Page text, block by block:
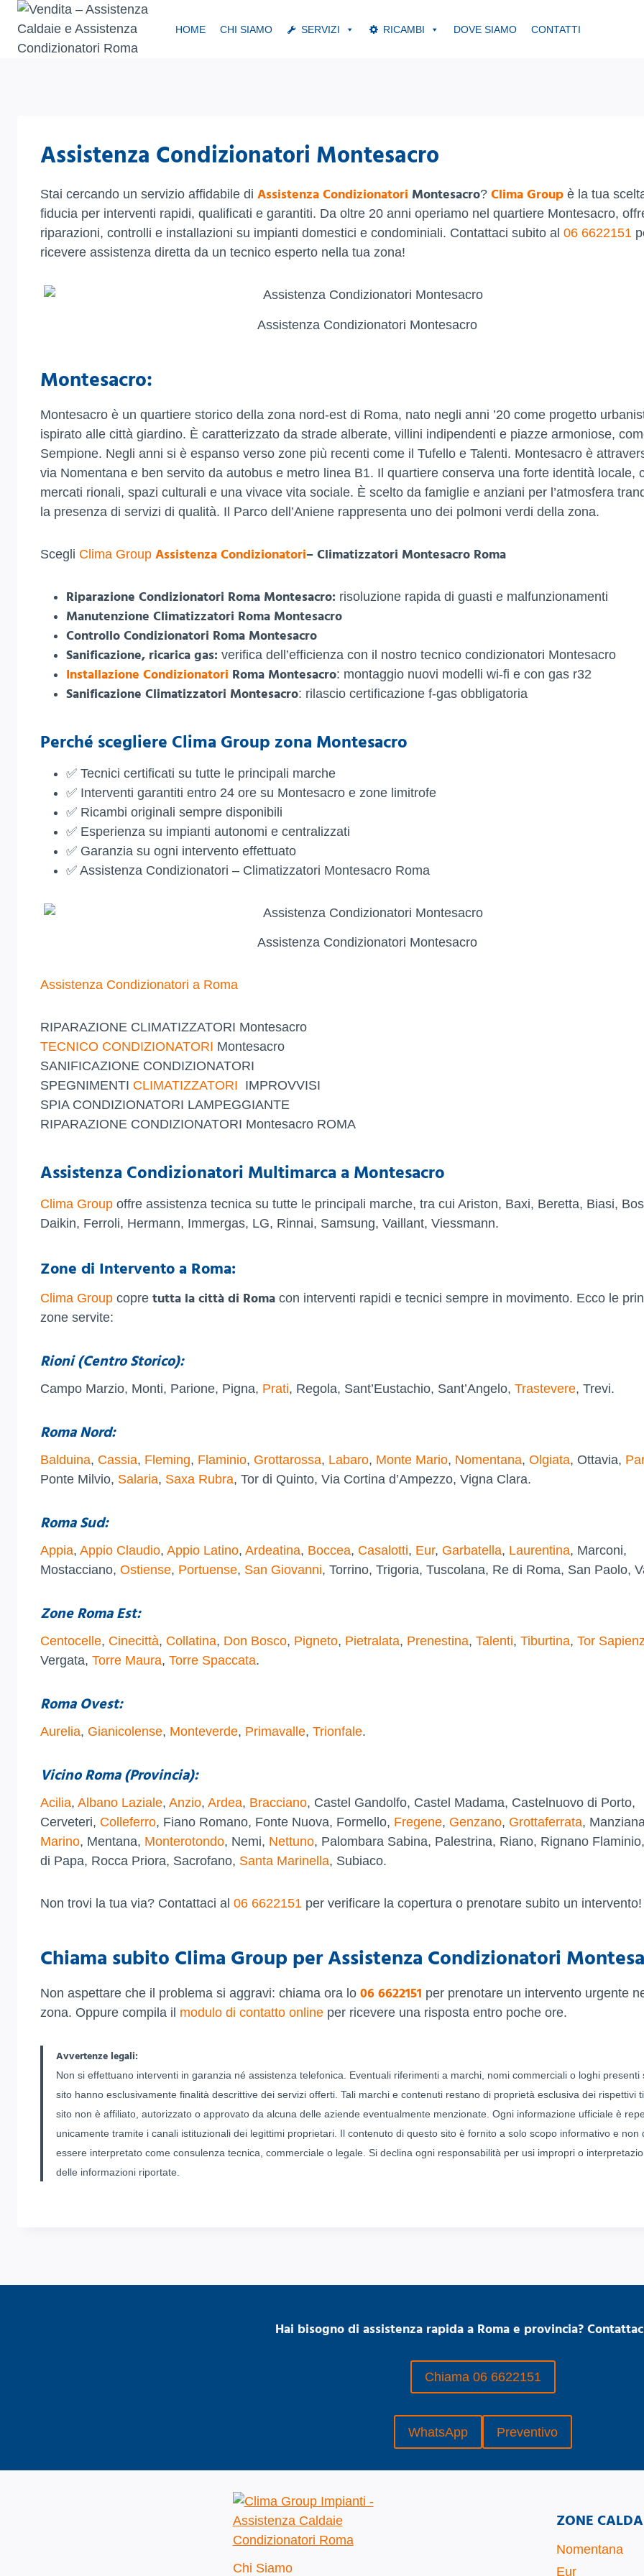
Salta
contenuto
HOME CHI SIAMO SERVIZI RICAMBI DOVE SIAMO CONTATTI
Assistenza Condizionatori Montesacro
Stai cercando un servizio affidabile di Assistenza Condizionatori Montesacro? Clima Group è la tua
fiducia per interventi rapidi, qualificati e garantiti. Da oltre 20 anni operiamo nel quartiere Montesacro,
riparazioni, controlli e installazioni su impianti domestici e condominiali. Contattaci subito al 06 6622151
ricevere assistenza diretta da un tecnico esperto nella tua zona!
Assistenza Condizionatori Montesacro
Montesacro:
Montesacro è un quartiere storico della zona nord-est di Roma, nato negli anni ’20 come progetto
ispirato alle città giardino. È caratterizzato da strade alberate, villini indipendenti e piazze armoniose,
Sempione. Negli anni si è espanso verso zone più recenti come il Tufello e Talenti. Montesacro è
via Nomentana e ben servito da autobus e metro linea B1. Il quartiere conserva una forte identità locale,
mercati rionali, spazi culturali e una vivace vita sociale. È scelto da famiglie e anziani per l’atmosfera
la presenza di servizi di qualità. Il Parco dell’Aniene rappresenta uno dei polmoni verdi della zona.
Scegli Clima Group Assistenza Condizionatori– Climatizzatori Montesacro Roma
Riparazione Condizionatori Roma Montesacro: risoluzione rapida di guasti e malfunzionamenti
Manutenzione Climatizzatori Roma Montesacro
Controllo Condizionatori Roma Montesacro
Sanificazione, ricarica gas: verifica dell’efficienza con il nostro tecnico condizionatori Montesacro
Installazione Condizionatori Roma Montesacro: montaggio nuovi modelli wi-fi e con gas r32
Sanificazione Climatizzatori Montesacro: rilascio certificazione f-gas obbligatoria
Perché scegliere Clima Group zona Montesacro
✅ Tecnici certificati su tutte le principali marche
✅ Interventi garantiti entro 24 ore su Montesacro e zone limitrofe
✅ Ricambi originali sempre disponibili
✅ Esperienza su impianti autonomi e centralizzati
✅ Garanzia su ogni intervento effettuato
✅ Assistenza Condizionatori – Climatizzatori Montesacro Roma
Assistenza Condizionatori Montesacro
Assistenza Condizionatori a Roma
RIPARAZIONE CLIMATIZZATORI Montesacro
TECNICO CONDIZIONATORI Montesacro
SANIFICAZIONE CONDIZIONATORI
SPEGNIMENTI CLIMATIZZATORI IMPROVVISI
SPIA CONDIZIONATORI LAMPEGGIANTE
RIPARAZIONE CONDIZIONATORI Montesacro ROMA
Assistenza Condizionatori Multimarca a Montesacro
Clima Group offre assistenza tecnica su tutte le principali marche, tra cui Ariston, Baxi, Beretta, Biasi,
Daikin, Ferroli, Hermann, Immergas, LG, Rinnai, Samsung, Vaillant, Viessmann.
Zone di Intervento a Roma:
Clima Group copre tutta la città di Roma con interventi rapidi e tecnici sempre in movimento. Ecco le
zone servite:
Rioni (Centro Storico):
Campo Marzio, Monti, Parione, Pigna, Prati, Regola, Sant’Eustachio, Sant’Angelo, Trastevere, Trevi.
Roma Nord:
Balduina, Cassia, Fleming, Flaminio, Grottarossa, Labaro, Monte Mario, Nomentana, Olgiata, Ottavia,
Ponte Milvio, Salaria, Saxa Rubra, Tor di Quinto, Via Cortina d’Ampezzo, Vigna Clara.
Roma Sud:
Appia, Appio Claudio, Appio Latino, Ardeatina, Boccea, Casalotti, Eur, Garbatella, Laurentina, Marconi,
Mostacciano, Ostiense, Portuense, San Giovanni, Torrino, Trigoria, Tuscolana, Re di Roma, San Paolo,
Zone Roma Est:
Centocelle, Cinecittà, Collatina, Don Bosco, Pigneto, Pietralata, Prenestina, Talenti, Tiburtina, Tor
Vergata, Torre Maura, Torre Spaccata.
Roma Ovest:
Aurelia, Gianicolense, Monteverde, Primavalle, Trionfale.
Vicino Roma (Provincia):
Acilia, Albano Laziale, Anzio, Ardea, Bracciano, Castel Gandolfo, Castel Madama, Castelnuovo di Porto,
Cerveteri, Colleferro, Fiano Romano, Fonte Nuova, Formello, Fregene, Genzano, Grottaferrata,
Marino, Mentana, Monterotondo, Nemi, Nettuno, Palombara Sabina, Palestrina, Riano, Rignano
di Papa, Rocca Priora, Sacrofano, Santa Marinella, Subiaco.
Non trovi la tua via? Contattaci al 06 6622151 per verificare la copertura o prenotare subito un intervento!
Chiama subito Clima Group per Assistenza Condizionatori
Non aspettare che il problema si aggravi: chiama ora lo 06 6622151 per prenotare un intervento urgente
zona. Oppure compila il modulo di contatto online per ricevere una risposta entro poche ore.
Avvertenze legali:
Non si effettuano interventi in garanzia né assistenza telefonica. Eventuali riferimenti a marchi, nomi commerciali o loghi presenti
sito hanno esclusivamente finalità descrittive dei servizi offerti. Tali marchi e contenuti restano di proprietà esclusiva dei rispettivi
sito non è affiliato, autorizzato o approvato da alcuna delle aziende eventualmente menzionate. Ogni informazione ufficiale è
unicamente tramite i canali istituzionali dei legittimi proprietari. Il contenuto di questo sito è fornito a solo scopo informativo e non
essere interpretato come consulenza tecnica, commerciale o legale. Si declina ogni responsabilità per usi impropri o
delle informazioni riportate.
Hai bisogno di assistenza rapida a Roma e provincia?
Chiama 06 6622151
WhatsApp Preventivo
Chi Siamo
ZONE
Nomentana
Eur